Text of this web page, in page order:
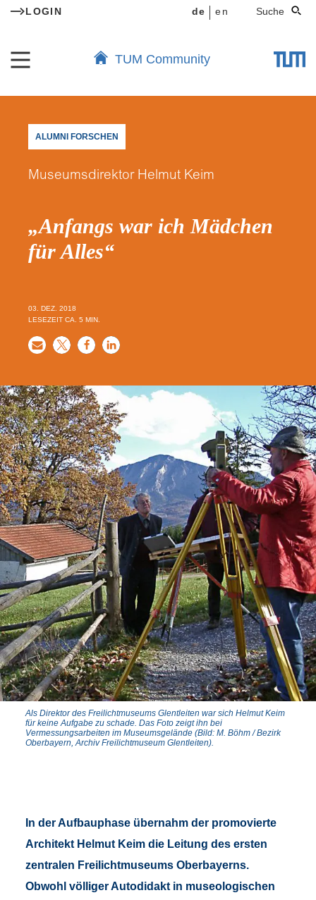
LOGIN de en Suche
TUM Community
Als Direktor des Freilichtmuseums Glentleiten war sich Helmut Keim
für keine Aufgabe zu schade. Das Foto zeigt ihn bei
Vermessungsarbeiten im Museumsgelände (Bild: M. Böhm / Bezirk
Oberbayern, Archiv Freilichtmuseum Glentleiten).
ALUMNI FORSCHEN
Museumsdirektor Helmut Keim
„Anfangs war ich Mädchen
für Alles“
03. DEZ. 2018
LESEZEIT CA. 5 MIN.
In der Aufbauphase übernahm der promovierte
Architekt Helmut Keim die Leitung des ersten
zentralen Freilichtmuseums Oberbayerns.
Obwohl völliger Autodidakt in museologischen